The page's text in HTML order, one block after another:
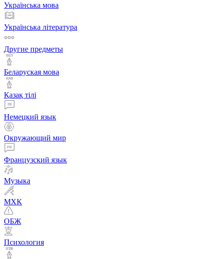
Українська мова
Українська література
Другие предметы
Беларуская мова
Қазақ тiлi
Немецкий язык
Окружающий мир
Французский язык
Музыка
МХК
ОБЖ
Психология